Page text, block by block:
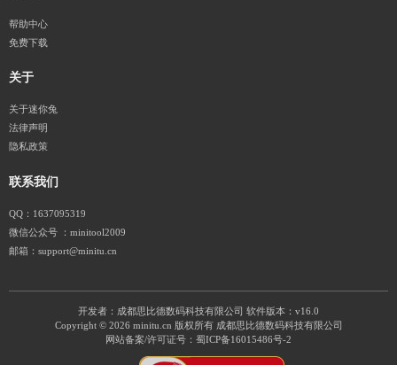
帮助中心
免费下载
关于
关于迷你兔
法律声明
隐私政策
联系我们
QQ：1637095319
微信公众号 ：minitool2009
邮箱：support@minitu.cn
开发者：成都思比德数码科技有限公司
软件版本：v16.0
Copyright © 2026 minitu.cn 版权所有 成都思比德数码科技有限公司
网站备案/许可证号： 蜀ICP备16015486号-2